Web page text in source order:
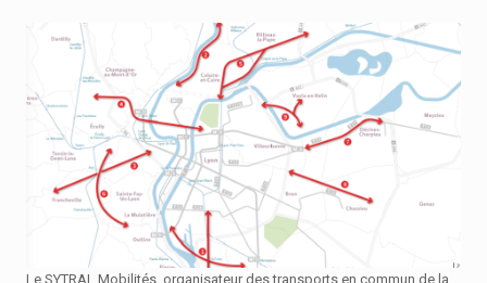
Le SYTRAL Mobilités, organisateur des transports en commun de la